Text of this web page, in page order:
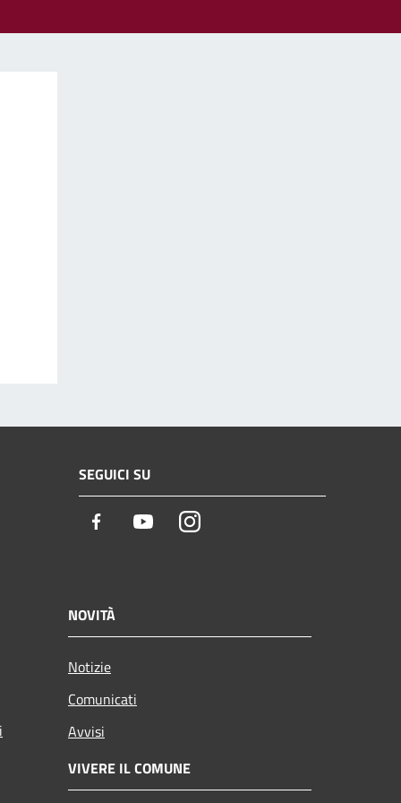
SEGUICI SU
Facebook YoutubeInstagram
NOVITÀ
Notizie
Comunicati
Avvisi
VIVERE IL COMUNE